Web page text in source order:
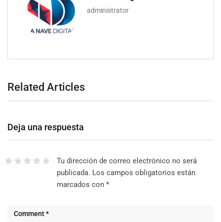
administrator
Related Articles
Deja una respuesta
Tu dirección de correo electrónico no será
publicada. Los campos obligatorios están
marcados con *